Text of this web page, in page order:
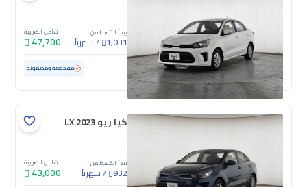
يبدأ القسط من
1,031
/شهرياً
شامل الضريبة
47,700
مستعملة 32,788 كم ممشى قليل مفحوصة ومضمونة
كيا ريو LX 2023
يبدأ القسط من
932
/شهرياً
شامل الضريبة
43,000